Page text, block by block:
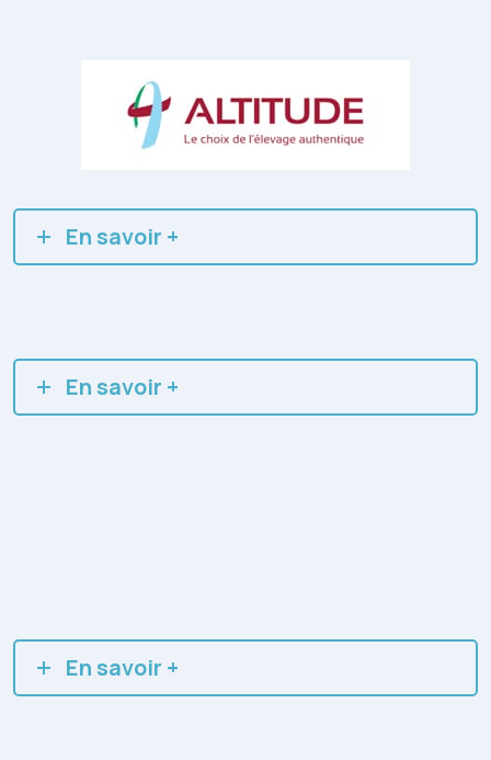
En savoir +
En savoir +
En savoir +